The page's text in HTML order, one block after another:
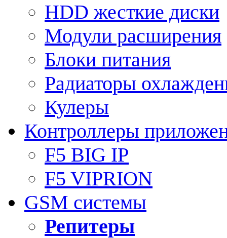
HDD жесткие диски
Модули расширения
Блоки питания
Радиаторы
Кулеры
Контроллеры
F5 BIG IP
F5 VIPRION
GSM системы
Репитеры